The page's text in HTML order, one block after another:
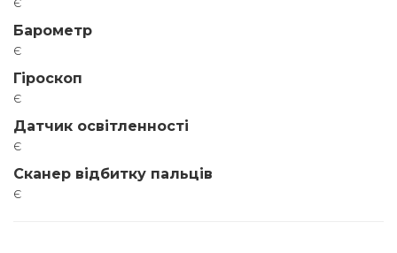
Барометр
є
Гіроскоп
є
Датчик освітленності
є
Сканер відбитку пальців
є